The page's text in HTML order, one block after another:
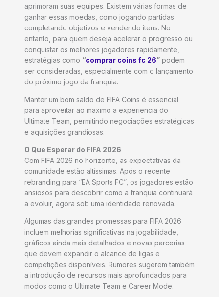
aprimoram suas equipes. Existem várias formas de
ganhar essas moedas, como jogando partidas,
completando objetivos e vendendo itens. No
entanto, para quem deseja acelerar o progresso ou
conquistar os melhores jogadores rapidamente,
estratégias como “comprar coins fc 26” podem
ser consideradas, especialmente com o lançamento
do próximo jogo da franquia.
Manter um bom saldo de FIFA Coins é essencial
para aproveitar ao máximo a experiência do
Ultimate Team, permitindo negociações estratégicas
e aquisições grandiosas.
O Que Esperar do FIFA 2026
Com FIFA 2026 no horizonte, as expectativas da
comunidade estão altíssimas. Após o recente
rebranding para “EA Sports FC”, os jogadores estão
ansiosos para descobrir como a franquia continuará
a evoluir, agora sob uma identidade renovada.
Algumas das grandes promessas para FIFA 2026
incluem melhorias significativas na jogabilidade,
gráficos ainda mais detalhados e novas parcerias
que devem expandir o alcance de ligas e
competições disponíveis. Rumores sugerem também
a introdução de recursos mais aprofundados para
modos como o Ultimate Team e Career Mode.